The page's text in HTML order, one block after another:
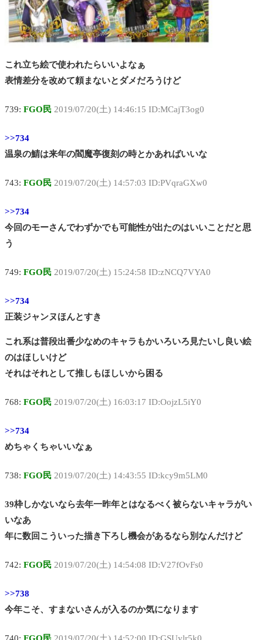
これ立ち絵で使われたらいいよなぁ
表情差分を改めて頼まないとダメだろうけど
739: FGO民 2019/07/20(土) 14:46:15 ID:MCajT3og0
>>734
温泉の鯖は来年の閻魔亭復刻の時とかあればいいな
743: FGO民 2019/07/20(土) 14:57:03 ID:PVqraGXw0
>>734
今回のモーさんでわずかでも可能性が出たのはいいことだと思
う
749: FGO民 2019/07/20(土) 15:24:58 ID:zNCQ7VYA0
>>734
正装ジャンヌほんとすき
これ系は普段出番少なめのキャラもかいろいろ見たいし良い絵
のはほしいけど
それはそれとして推しもほしいから困る
768: FGO民 2019/07/20(土) 16:03:17 ID:OojzL5iY0
>>734
めちゃくちゃいいなぁ
738: FGO民 2019/07/20(土) 14:43:55 ID:kcy9m5LM0
39枠しかないなら去年一昨年とはなるべく被らないキャラがい
いなあ
年に数回こういった描き下ろし機会があるなら別なんだけど
742: FGO民 2019/07/20(土) 14:54:08 ID:V27fOvFs0
>>738
今年こそ、すまないさんが入るのか気になります
740: FGO民 2019/07/20(土) 14:52:00 ID:GSUylr5k0